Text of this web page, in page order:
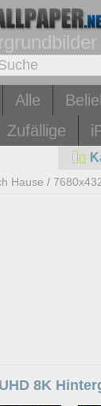
Alle
Zufällige
Hause /
8K